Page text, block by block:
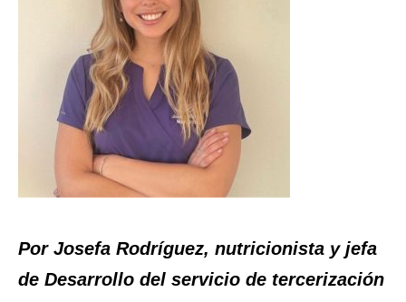
Por Josefa Rodríguez, nutricionista y jefa
de Desarrollo del servicio de tercerización